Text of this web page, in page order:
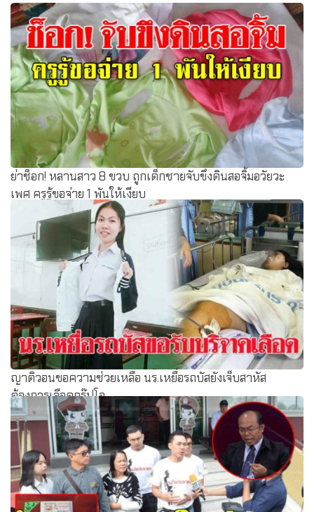
ย่าช็อก! หลานสาว 8 ขวบ ถูกเด็กชายจับขึงดินสอจิ้มอวัยวะ
เพศ ครูรู้ขอจ่าย 1 พันให้เงียบ
ญาติวอนขอความช่วยเหลือ นร.เหยื่อรถบัสยังเจ็บสาหัส
ต้องการเลือดกรุ๊ปโอ